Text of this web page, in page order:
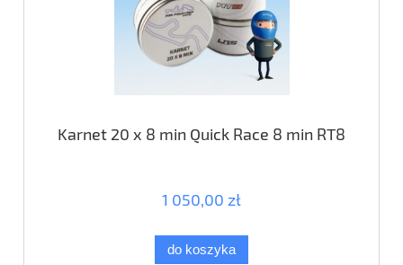
Karnet 20 x 8 min Quick Race 8 min RT8
1 050,00 zł
do koszyka